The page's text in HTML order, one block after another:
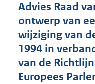
Advies Raad
ontwerp van
wijziging van
1994 in
van de
Europees